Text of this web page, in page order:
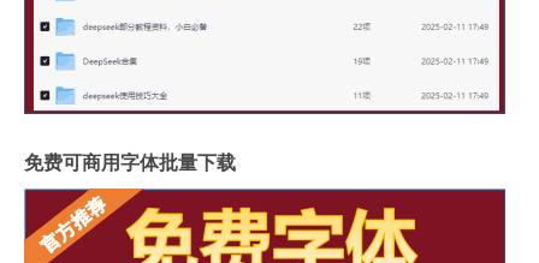
免费可商用字体批量下载